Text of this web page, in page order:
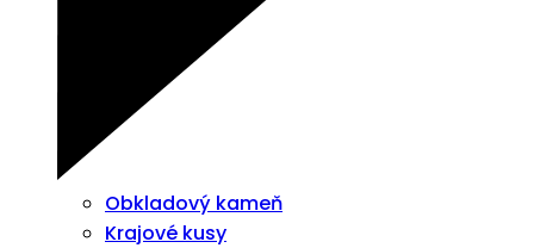
Obkladový kameň
Krajové kusy